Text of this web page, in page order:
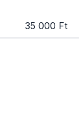
35 000 Ft